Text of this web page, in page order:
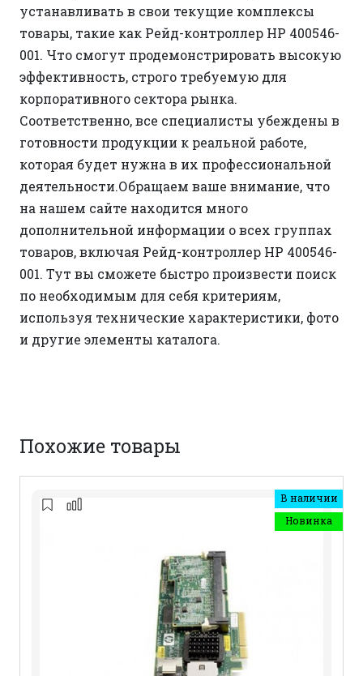
устанавливать в свои текущие комплексы
товары, такие как Рейд-контроллер HP 400546-
001. Что смогут продемонстрировать высокую
эффективность, строго требуемую для
корпоративного сектора рынка.
Соответственно, все специалисты убеждены в
готовности продукции к реальной работе,
которая будет нужна в их профессиональной
деятельности.Обращаем ваше внимание, что
на нашем сайте находится много
дополнительной информации о всех группах
товаров, включая Рейд-контроллер HP 400546-
001. Тут вы сможете быстро произвести поиск
по необходимым для себя критериям,
используя технические характеристики, фото
и другие элементы каталога.
Похожие товары
В наличии
Новинка